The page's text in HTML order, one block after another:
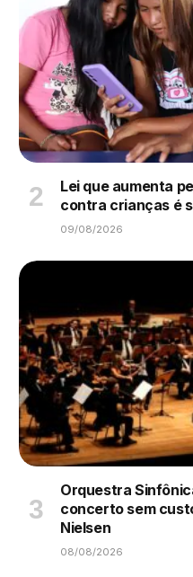
Lei que aumenta
contra crianças é
09/08/2026
Orquestra
concerto sem
Nielsen
08/08/2026